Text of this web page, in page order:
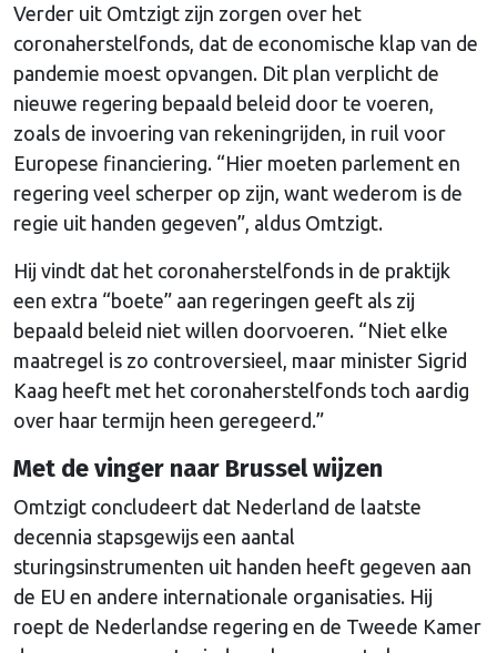
Verder uit Omtzigt zijn zorgen over het
coronaherstelfonds, dat de economische klap van de
pandemie moest opvangen. Dit plan verplicht de
nieuwe regering bepaald beleid door te voeren,
zoals de invoering van rekeningrijden, in ruil voor
Europese financiering. “Hier moeten parlement en
regering veel scherper op zijn, want wederom is de
regie uit handen gegeven”, aldus Omtzigt.
Hij vindt dat het coronaherstelfonds in de praktijk
een extra “boete” aan regeringen geeft als zij
bepaald beleid niet willen doorvoeren. “Niet elke
maatregel is zo controversieel, maar minister Sigrid
Kaag heeft met het coronaherstelfonds toch aardig
over haar termijn heen geregeerd.”
Met de vinger naar Brussel wijzen
Omtzigt concludeert dat Nederland de laatste
decennia stapsgewijs een aantal
sturingsinstrumenten uit handen heeft gegeven aan
de EU en andere internationale organisaties. Hij
roept de Nederlandse regering en de Tweede Kamer